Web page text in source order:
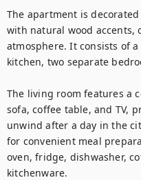
The apartment is
with natural wood accents,
atmosphere. It consists of
kitchen, two separate
The living room features a
sofa, coffee table, and TV,
unwind after a day in the
for convenient meal
oven, fridge, dishwasher,
kitchenware.